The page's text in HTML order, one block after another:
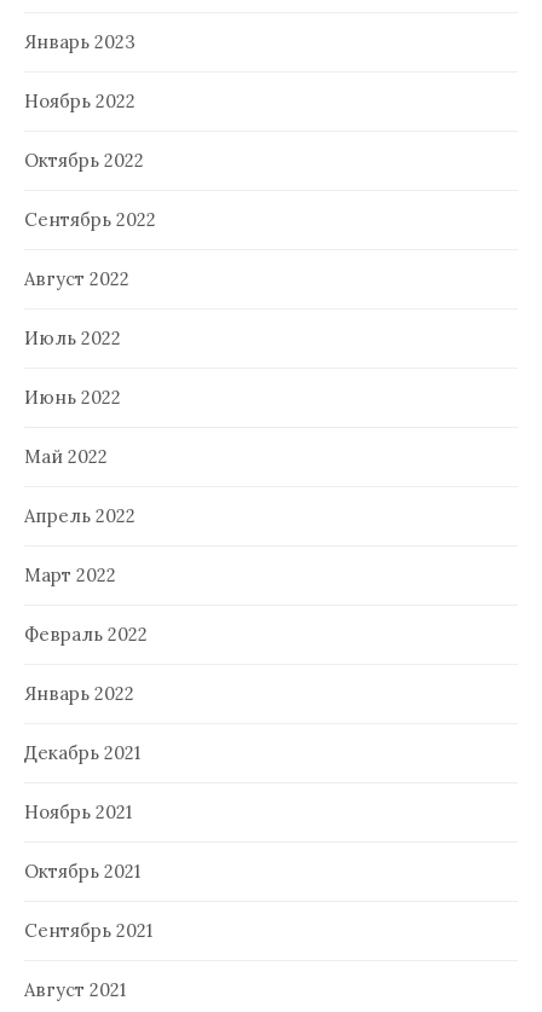
Январь 2023
Ноябрь 2022
Октябрь 2022
Сентябрь 2022
Август 2022
Июль 2022
Июнь 2022
Май 2022
Апрель 2022
Март 2022
Февраль 2022
Январь 2022
Декабрь 2021
Ноябрь 2021
Октябрь 2021
Сентябрь 2021
Август 2021